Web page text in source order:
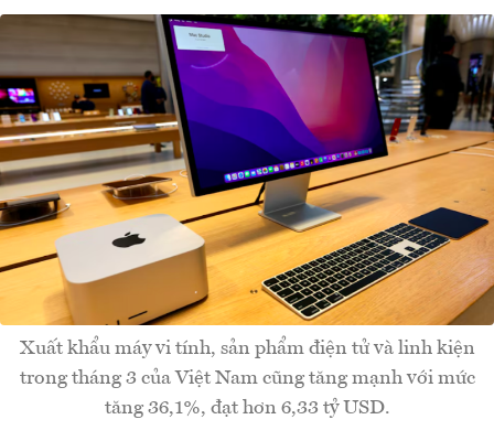
Xuất khẩu máy vi tính, sản phẩm điện tử và linh kiện
trong tháng 3 của Việt Nam cũng tăng mạnh với mức
tăng 36,1%, đạt hơn 6,33 tỷ USD.